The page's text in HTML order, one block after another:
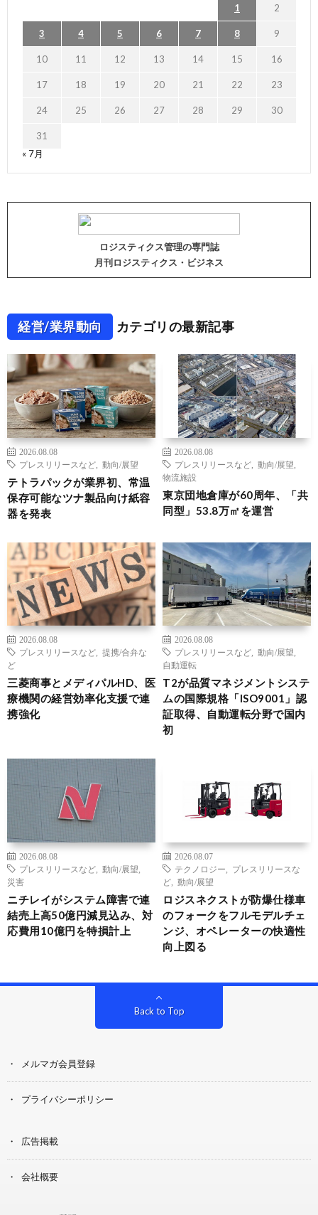
1 2
3 4 5 6 7 8 9
10 11 12 13 14 15 16
17 18 19 20 21 22 23
24 25 26 27 28 29 30
31
« 7月
ロジスティクス管理の専門誌
月刊ロジスティクス・ビジネス
経営/業界動向 カテゴリの最新記事
2026.08.08
プレスリリースなど
動向/展望
テトラパックが業界初、常温
保存可能なツナ製品向け紙容
器を発表
2026.08.08
プレスリリースなど
動向/展望
物流施設
東京団地倉庫が60周年、「共
同型」53.8万㎡を運営
2026.08.08
プレスリリースなど
提携/合弁な
ど
三菱商事とメディパルHD、医
療機関の経営効率化支援で連
携強化
2026.08.08
プレスリリースなど
動向/展望
自動運転
T2が品質マネジメントシステ
ムの国際規格「ISO9001」認
証取得、自動運転分野で国内
初
2026.08.08
プレスリリースなど
動向/展望
災害
ニチレイがシステム障害で連
結売上高50億円減見込み、対
応費用10億円を特損計上
2026.08.07
テクノロジー
プレスリリースな
ど
動向/展望
ロジスネクストが防爆仕様車
のフォークをフルモデルチェ
ンジ、オペレーターの快適性
向上図る
Back to Top
メルマガ会員登録
プライバシーポリシー
広告掲載
会社概要